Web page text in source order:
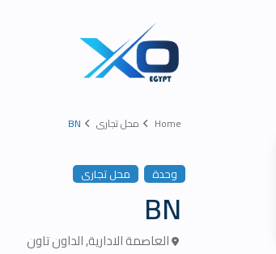
Home محل تجارى BN
وحدة محل تجارى
BN
العاصمة الادارية,الداون تاون